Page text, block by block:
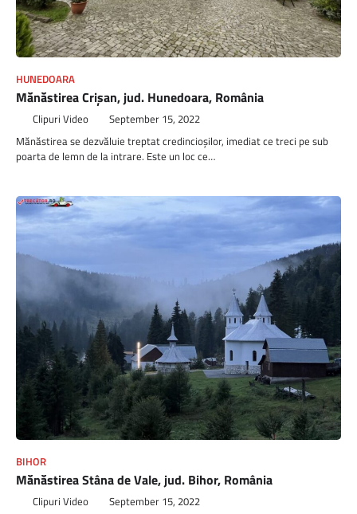
HUNEDOARA
Mănăstirea Crișan, jud. Hunedoara, România
Clipuri Video September 15, 2022
Mănăstirea se dezvăluie treptat credincioșilor, imediat ce treci pe sub
poarta de lemn de la intrare. Este un loc ce…
BIHOR
Mănăstirea Stâna de Vale, jud. Bihor, România
Clipuri Video September 15, 2022